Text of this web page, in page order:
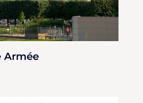
Armée